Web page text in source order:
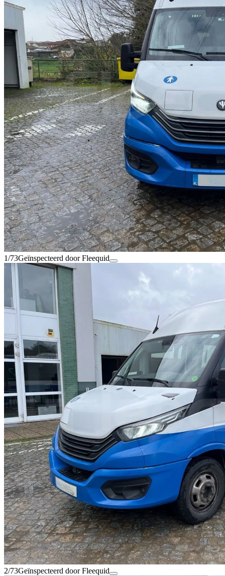
1/73Geïnspecteerd door Fleequid
2/73Geïnspecteerd door Fleequid